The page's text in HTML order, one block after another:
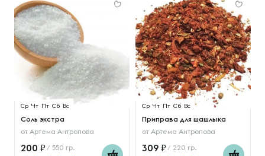
Ср Чт Пт Сб Вс
Соль экстра
от Артема Антропова
200 / 550 гр.
Ср Чт Пт Сб Вс
Приправа для шашлыка
от Артема Антропова
309 / 220 гр.